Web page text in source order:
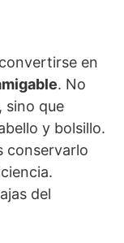
en
. No
sino que
y bolsillo.
conservarlo
del